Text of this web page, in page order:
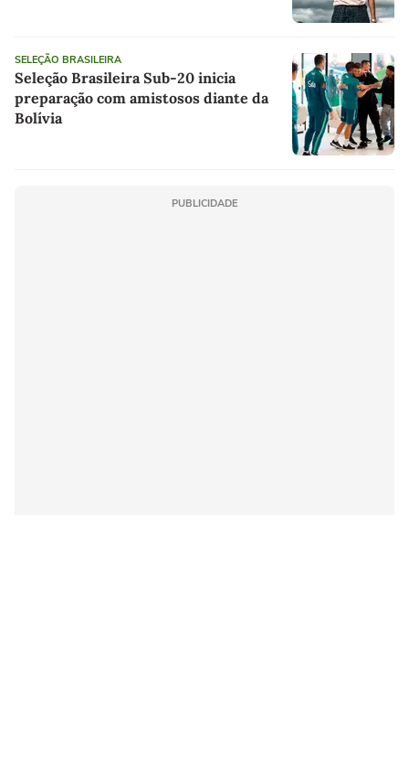
SELEÇÃO BRASILEIRA
Seleção Brasileira Sub-20 inicia
preparação com amistosos diante da
Bolívia
PUBLICIDADE